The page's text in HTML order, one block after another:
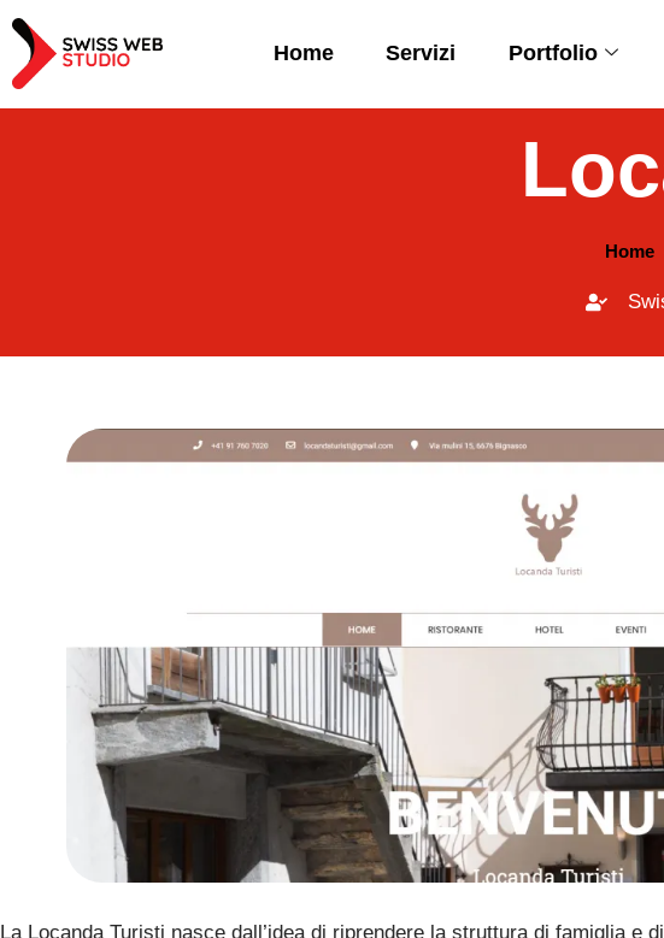
Home Servizi Portfolio
Home
La Locanda Turisti nasce dall’idea di riprendere la struttura di famiglia e